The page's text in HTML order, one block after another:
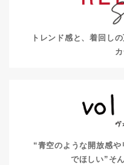
トレンド感と、着回しの
“青空のような開放感
でほしい” そ